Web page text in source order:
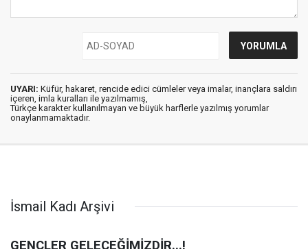
UYARI: Küfür, hakaret, rencide edici cümleler veya imalar, inançlara saldırı
içeren, imla kuralları ile yazılmamış,
Türkçe karakter kullanılmayan ve büyük harflerle yazılmış yorumlar
onaylanmamaktadır.
İsmail Kadı Arşivi
GENÇLER GELECEĞİMİZDİR...!